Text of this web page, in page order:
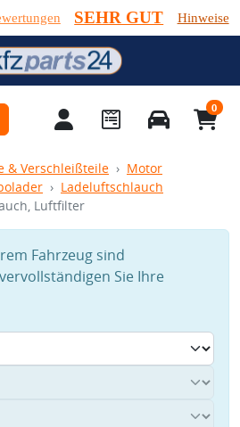
SEHR GUT Hinweise
0
& Verschleißteile
Motor
Ladeluftschlauch
Luftfilter
Fahrzeug sind
Sie Ihre